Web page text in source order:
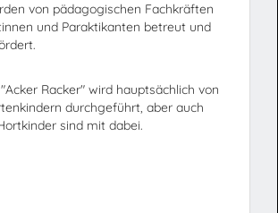
von pädagogischen Fachkräften
und Paraktikanten betreut und
Racker" wird hauptsächlich von
durchgeführt, aber auch
sind mit dabei.